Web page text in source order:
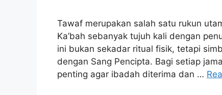
Tawaf merupakan salah satu rukun
Ka’bah sebanyak tujuh kali dengan
ini bukan sekadar ritual fisik, tetapi
dengan Sang Pencipta. Bagi setiap
penting agar ibadah diterima dan …